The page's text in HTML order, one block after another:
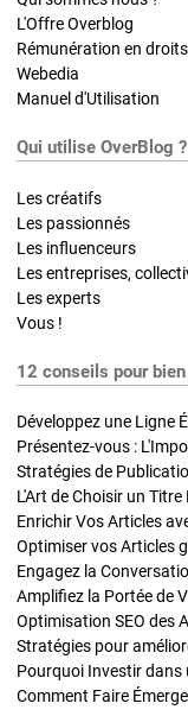
L'Offre Overblog
Rémunération en
Webedia
Manuel d'Utilisation
Qui utilise OverBlog ?
Les créatifs
Les passionnés
Les influenceurs
Les entreprises,
Les experts
Vous !
12 conseils pour
Développez une Ligne
Présentez-vous :
L'Art de Choisir un
Optimiser vos Articles
Engagez la
Amplifiez la Portée de